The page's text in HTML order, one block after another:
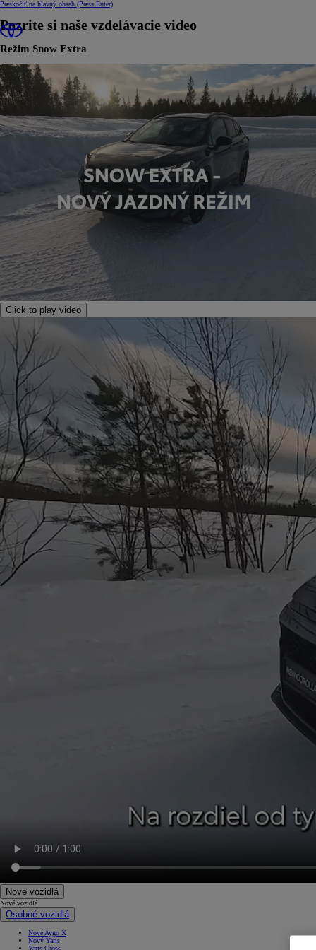
Preskočiť na hlavný obsah (Press Enter)
Pozrite si naše vzdelávacie video
Režim Snow Extra
Click to play video
Nové vozidlá
Nové vozidlá
Osobné vozidlá
Nové Aygo X
Nový Yaris
Yaris Cross